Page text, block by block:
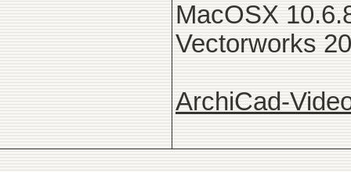
MacOSX
Vectorworks
ArchiCad-